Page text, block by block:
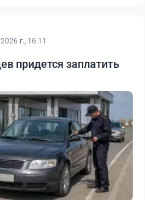
г., 16:11
придется заплатить